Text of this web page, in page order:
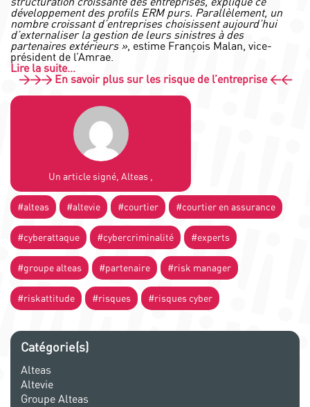
développement des profils ERM purs. Parallèlement, un
nombre croissant d’entreprises choisissent aujourd’hui
d’externaliser la gestion de leurs sinistres à des
partenaires extérieurs », estime François Malan, vice-
président de l’Amrae.
Lire la suite…
>>> En savoir plus sur les risque de l’entreprise <<
Un article signé, Alteas ,
#alteas #altevie #courtier #courtier en assurance
#cyberattaque #cybercriminalité #experts
#groupe alteas #partenaire #risk manager
#riskattitude #risques #risques cyber
Catégorie(s)
Alteas
Altevie
Groupe Alteas